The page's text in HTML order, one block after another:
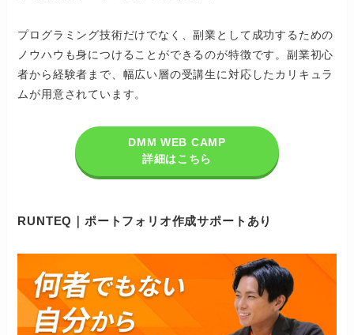
プログラミング技術だけでなく、副業として成功するための
ノウハウも身につけることができるのが特徴です。副業初心
者から経験者まで、幅広い層の受講生に対応したカリキュラ
ムが用意されています。
DMM WEB CAMP
詳細はこちら
RUNTEQ｜ポートフォリオ作成サポートあり